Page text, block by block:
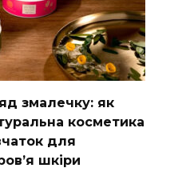
змалечку: як
косметика
для
шкіри